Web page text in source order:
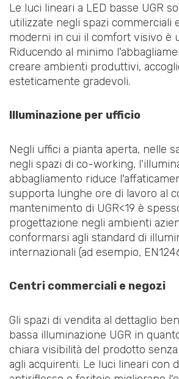
Le luci lineari a LED basse UGR
utilizzate negli spazi commerciali
moderni in cui il comfort visivo è
Riducendo al minimo
creare ambienti produttivi,
esteticamente gradevoli.
Illuminazione per ufficio
Negli uffici a pianta aperta, nelle
negli spazi di co-working,
abbagliamento riduce
supporta lunghe ore di lavoro al
mantenimento di UGR<19 è
progettazione negli ambienti
conformarsi agli standard di
internazionali (ad esempio,
Centri commerciali e negozi
Gli spazi di vendita al dettaglio
bassa illuminazione UGR in
chiara visibilità del prodotto
agli acquirenti. Le luci lineari con